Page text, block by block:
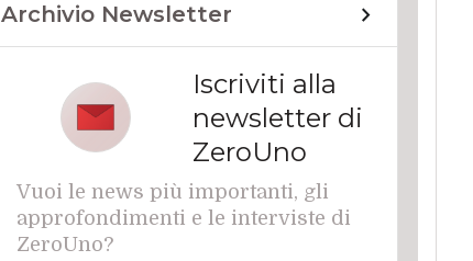
Archivio Newsletter
Iscriviti alla
newsletter di
ZeroUno
Vuoi le news più importanti, gli
approfondimenti e le interviste di
ZeroUno?